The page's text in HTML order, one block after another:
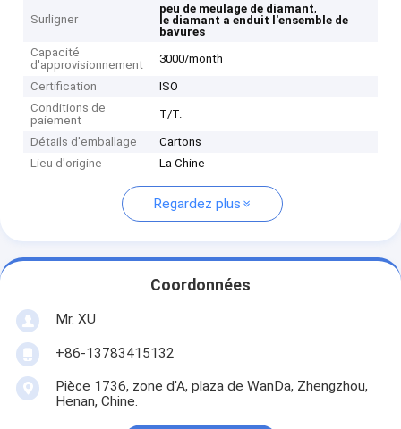
Surligner
peu de meulage de diamant,
le diamant a enduit l'ensemble de
bavures
Capacité
d'approvisionnement
3000/month
Certification
ISO
Conditions de
paiement
T/T.
Détails d'emballage
Cartons
Lieu d'origine
La Chine
Regardez plus
Coordonnées
Mr. XU
+86-13783415132
Pièce 1736, zone d'A, plaza de WanDa, Zhengzhou,
Henan, Chine.